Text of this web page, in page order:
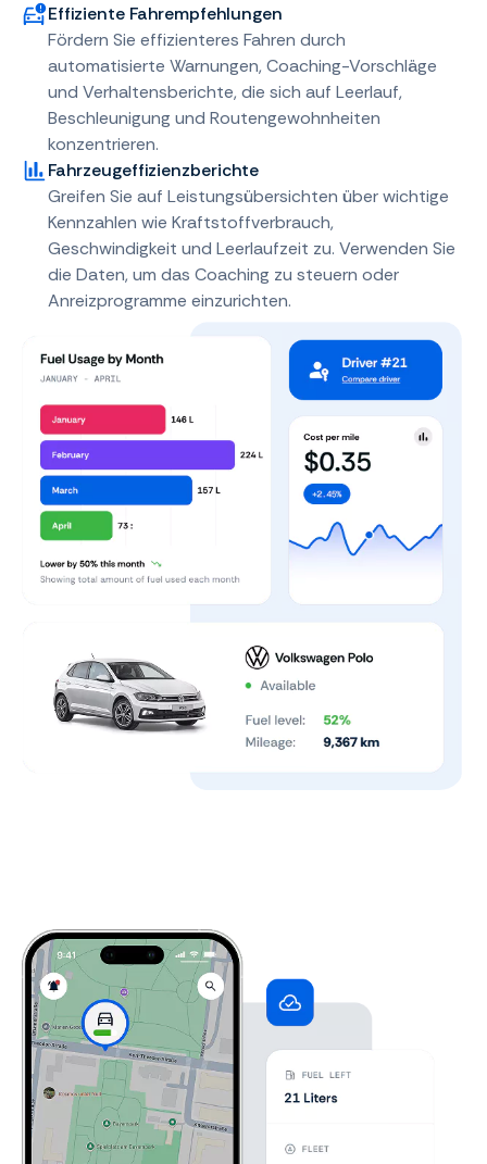
Effiziente Fahrempfehlungen
Fördern Sie effizienteres Fahren durch
automatisierte Warnungen, Coaching-Vorschläge
und Verhaltensberichte, die sich auf Leerlauf,
Beschleunigung und Routengewohnheiten
konzentrieren.
Fahrzeugeffizienzberichte
Greifen Sie auf Leistungsübersichten über wichtige
Kennzahlen wie Kraftstoffverbrauch,
Geschwindigkeit und Leerlaufzeit zu. Verwenden Sie
die Daten, um das Coaching zu steuern oder
Anreizprogramme einzurichten.